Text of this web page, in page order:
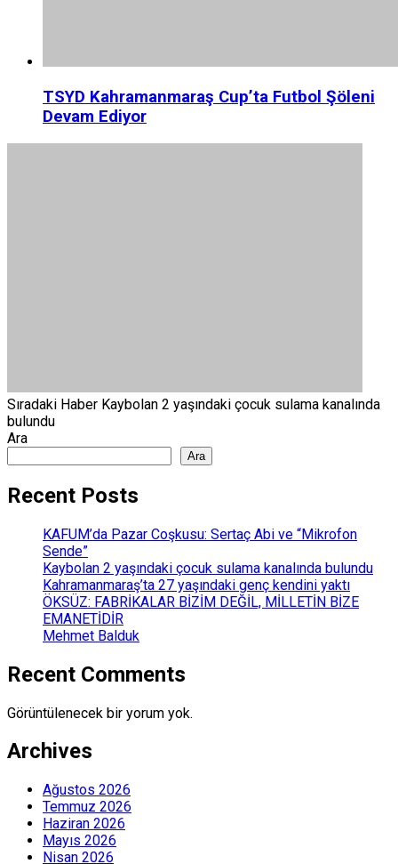
TSYD Kahramanmaraş Cup’ta Futbol Şöleni
Devam Ediyor
Sıradaki Haber Kaybolan 2 yaşındaki çocuk sulama kanalında
bulundu
Ara
Ara
Recent Posts
KAFUM’da Pazar Coşkusu: Sertaç Abi ve “Mikrofon
Sende”
Kaybolan 2 yaşındaki çocuk sulama kanalında bulundu
Kahramanmaraş’ta 27 yaşındaki genç kendini yaktı
ÖKSÜZ: FABRİKALAR BİZİM DEĞİL, MİLLETİN BİZE
EMANETİDİR
Mehmet Balduk
Recent Comments
Görüntülenecek bir yorum yok.
Archives
Ağustos 2026
Temmuz 2026
Haziran 2026
Mayıs 2026
Nisan 2026